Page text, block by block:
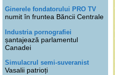
Ginerele fondatorului PRO TV
numit în fruntea Băncii Centrale
Industria pornografiei
șantajează parlamentul
Canadei
Simulacrul semi-suveranist
Vasalii patrioți